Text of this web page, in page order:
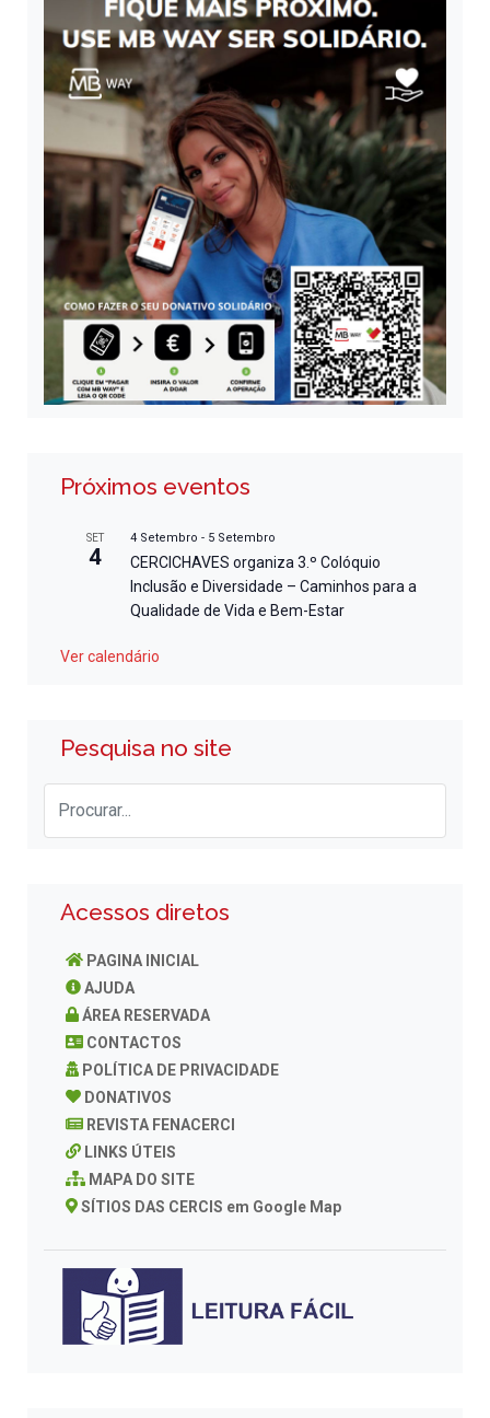
Próximos eventos
SET
4
4 Setembro - 5 Setembro
CERCICHAVES organiza 3.º Colóquio
Inclusão e Diversidade – Caminhos para a
Qualidade de Vida e Bem-Estar
Ver calendário
Pesquisa no site
Acessos diretos
PAGINA INICIAL
AJUDA
ÁREA RESERVADA
CONTACTOS
POLÍTICA DE PRIVACIDADE
DONATIVOS
REVISTA FENACERCI
LINKS ÚTEIS
MAPA DO SITE
SÍTIOS DAS CERCIS em Google Map